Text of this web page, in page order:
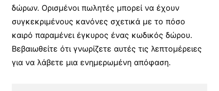
δώρων. Ορισμένοι πωλητές μπορεί να έχουν
συγκεκριμένους κανόνες σχετικά με το πόσο
καιρό παραμένει έγκυρος ένας κωδικός δώρου.
Βεβαιωθείτε ότι γνωρίζετε αυτές τις λεπτομέρειες
για να λάβετε μια ενημερωμένη απόφαση.